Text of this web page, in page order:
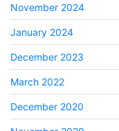
November 2024
January 2024
December 2023
March 2022
December 2020